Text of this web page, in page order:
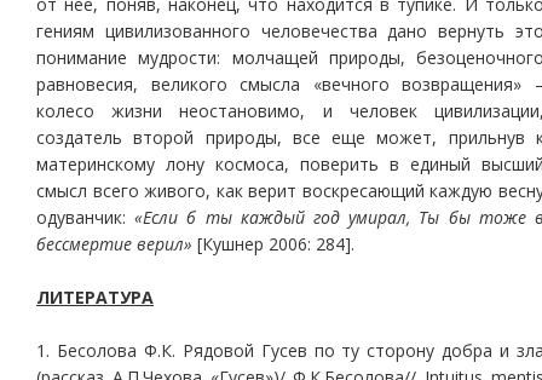
гениям цивилизованного человечества дано вернуть
понимание мудрости: молчащей природы,
равновесия, великого смысла «вечного возвращения»
колесо жизни неостановимо, и человек
создатель второй природы, все еще может, прильнув
материнскому лону космоса, поверить в единый
смысл всего живого, как верит воскресающий каждую
одуванчик:«Если б ты каждый год умирал, Ты бы тоже
бессмертие верил» [Кушнер 2006: 284].
ЛИТЕРАТУРА
1. Бесолова Ф.К. Рядовой Гусев по ту сторону добра и